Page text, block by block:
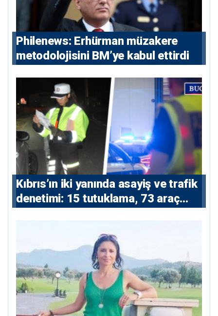
Philenews: Erhürman müzakere
metodolojisini BM’ye kabul ettirdi
Kıbrıs’ın iki yanında asayiş ve trafik
denetimi: 15 tutuklama, 73 araç